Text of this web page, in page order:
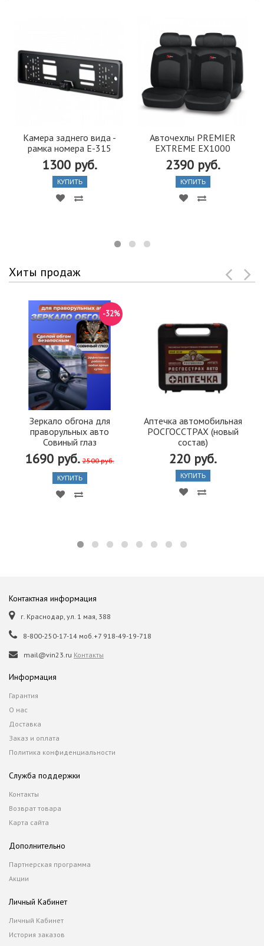
Камера заднего вида -
рамка номера Е-315
1300 руб.
КУПИТЬ
Авточехлы PREMIER
EXTREME EX1000
2390 руб.
КУПИТЬ
Хиты продаж
Зеркало обгона для
праворульных авто
Совиный глаз
1690 руб. 2500 руб.
-32%
КУПИТЬ
Аптечка автомобильная
РОСГОССТРАХ (новый
состав)
220 руб.
КУПИТЬ
Контактная информация
г. Краснодар, ул. 1 мая, 388
8-800-250-17-14 моб.+7 918-49-19-718
mail@vin23.ru Контакты
Информация
Гарантия
О нас
Доставка
Заказ и оплата
Политика конфиденциальности
Служба поддержки
Контакты
Возврат товара
Карта сайта
Дополнительно
Партнерская программа
Акции
Личный Кабинет
Личный Кабинет
История заказов